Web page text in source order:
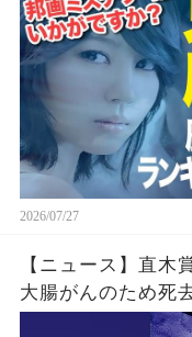
2026/07/27
【ニュース】直木
大腸がんのため死